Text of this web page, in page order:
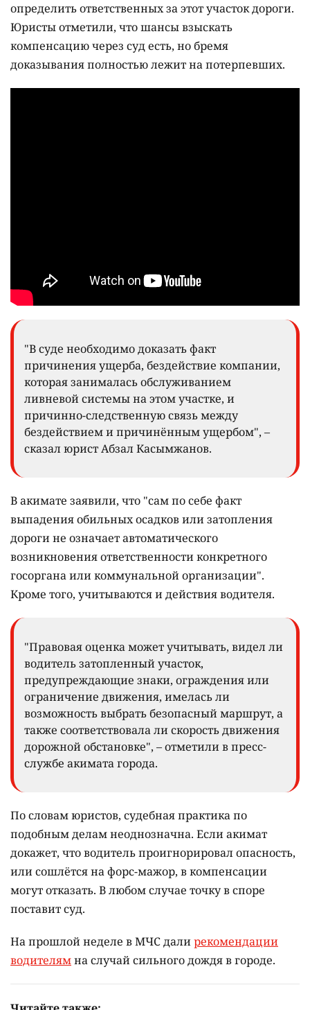
определить ответственных за этот участок дороги.
Юристы отметили, что шансы взыскать
компенсацию через суд есть, но бремя
доказывания полностью лежит на потерпевших.
"В суде необходимо доказать факт
причинения ущерба, бездействие компании,
которая занималась обслуживанием
ливневой системы на этом участке, и
причинно-следственную связь между
бездействием и причинённым ущербом", –
сказал юрист Абзал Касымжанов.
В акимате заявили, что "сам по себе факт
выпадения обильных осадков или затопления
дороги не означает автоматического
возникновения ответственности конкретного
госоргана или коммунальной организации".
Кроме того, учитываются и действия водителя.
"Правовая оценка может учитывать, видел ли
водитель затопленный участок,
предупреждающие знаки, ограждения или
ограничение движения, имелась ли
возможность выбрать безопасный маршрут, а
также соответствовала ли скорость движения
дорожной обстановке", – отметили в пресс-
службе акимата города.
По словам юристов, судебная практика по
подобным делам неоднозначна. Если акимат
докажет, что водитель проигнорировал опасность,
или сошлётся на форс-мажор, в компенсации
могут отказать. В любом случае точку в споре
поставит суд.
На прошлой неделе в МЧС далирекомендации
водителямна случай сильного дождя в городе.